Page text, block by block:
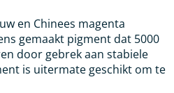
en Chinees magenta
gemaakt pigment dat 5000
door gebrek aan stabiele
is uitermate geschikt om te